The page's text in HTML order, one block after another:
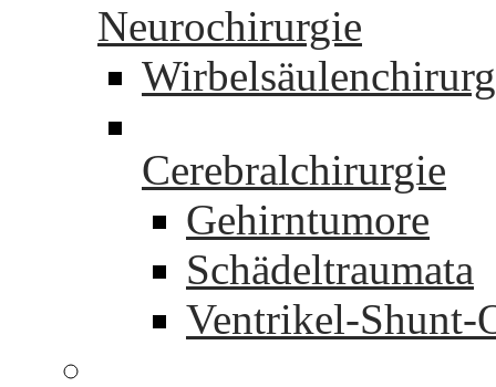
Neurochirurgie
Cerebralchirurgie
Gehirntumore
Schädeltraumata
Ventrikel-Shunt-